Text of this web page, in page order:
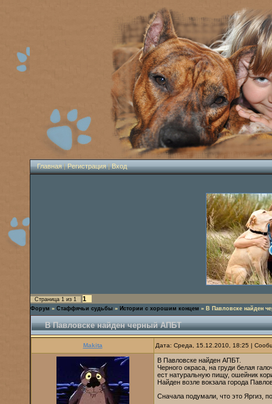
Главная|Регистрация|Вход
Страница 1 из 1 1
Форум » Стаффячьи судьбы » Истории с хорошим концем » В Павловске найден
В Павловске найден черный АПБТ
Makita Дата: Среда, 15.12.2010, 18:25 |
В Павловске найден АПБТ.
Черного окраса, на груди белая
ест натуральную пищу, ошейник
Найден возле вокзала города
Сначала подумали, что это Яргиз,